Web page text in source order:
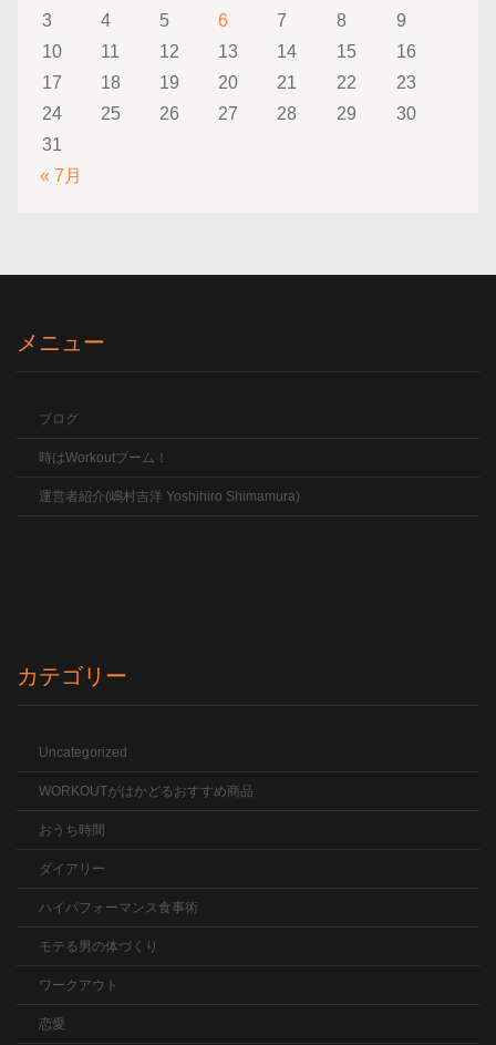
3
4 5 6 7 8
9
10
11 12 13 14 15
16
17
18 19 20 21 22
23
24
25 26 27 28 29
30
31
« 7月
メニュー
ブログ
時はWorkoutブーム！
運営者紹介(嶋村吉洋 Yoshihiro Shimamura)
カテゴリー
Uncategorized
WORKOUTがはかどるおすすめ商品
おうち時間
ダイアリー
ハイパフォーマンス食事術
モテる男の体づくり
ワークアウト
恋愛